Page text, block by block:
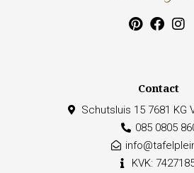
Contact
Schutsluis 15 7681 KG
085 0805
KVK: